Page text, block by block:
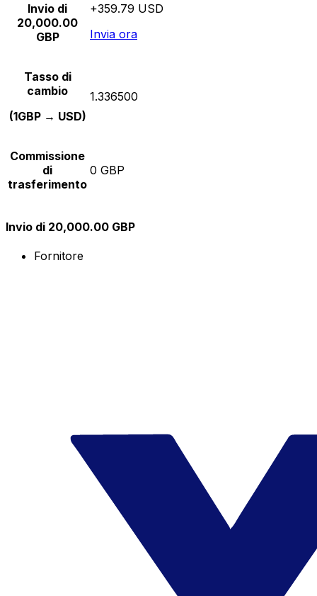
Invio di
20,000.00
GBP
+359.79 USD
Invia ora
Tasso di
cambio
(1GBP → USD)
1.336500
Commissione
di
trasferimento
0 GBP
Invio di 20,000.00 GBP
Fornitore